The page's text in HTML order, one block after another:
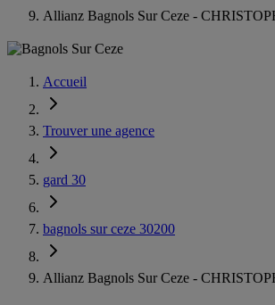
Allianz Bagnols Sur Ceze -
Accueil
Trouver une agence
gard 30
bagnols sur ceze 30200
Allianz Bagnols Sur Ceze -